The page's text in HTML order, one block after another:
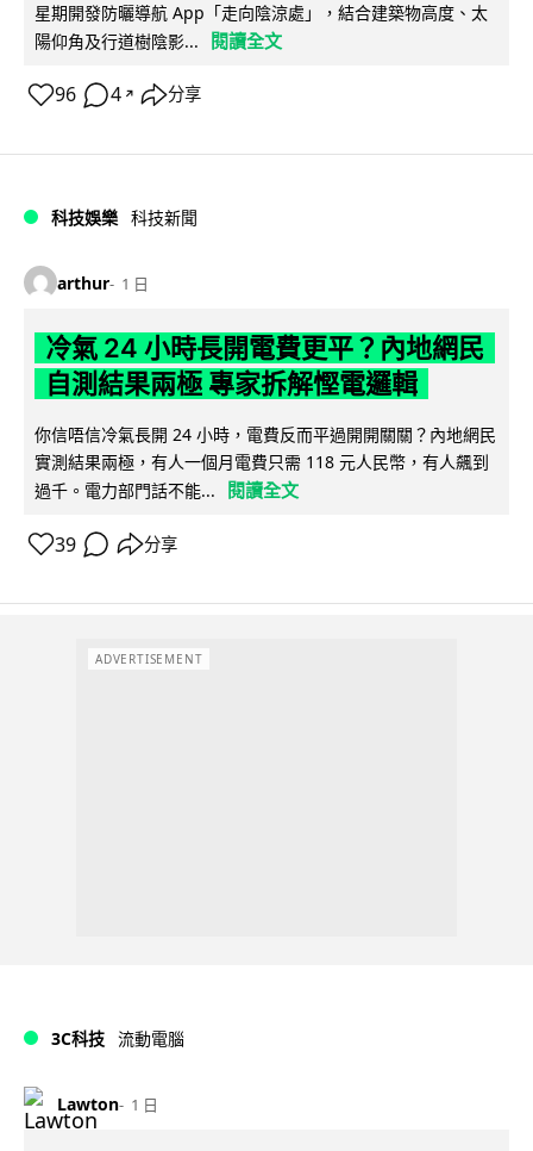
星期開發防曬導航 App「走向陰涼處」，結合建築物高度、太
陽仰角及行道樹陰影...
閱讀全文
96 4 ↗ 分享
科技娛樂 科技新聞
arthur 1 日
冷氣 24 小時長開電費更平？內地網民
自測結果兩極 專家拆解慳電邏輯
你信唔信冷氣長開 24 小時，電費反而平過開開關關？內地網民
實測結果兩極，有人一個月電費只需 118 元人民幣，有人飆到
過千。電力部門話不能...
閱讀全文
39 分享
ADVERTISEMENT
3C科技 流動電腦
Lawton 1 日